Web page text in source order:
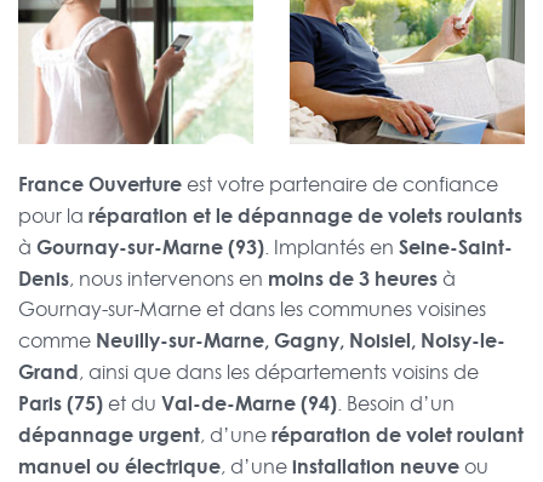
France Ouverture est votre partenaire de confiance
pour la réparation et le dépannage de volets roulants
à Gournay-sur-Marne (93). Implantés en Seine-Saint-
Denis, nous intervenons en moins de 3 heuresà
Gournay-sur-Marne et dans les communes voisines
comme Neuilly-sur-Marne, Gagny, Noisiel, Noisy-le-
Grand, ainsi que dans les départements voisins de
Paris (75) et du Val-de-Marne (94). Besoin d’un
dépannage urgent, d’uneréparation de volet roulant
manuel ou électrique, d’uneinstallation neuveou